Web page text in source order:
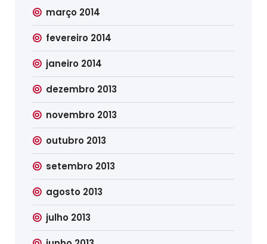
março 2014
fevereiro 2014
janeiro 2014
dezembro 2013
novembro 2013
outubro 2013
setembro 2013
agosto 2013
julho 2013